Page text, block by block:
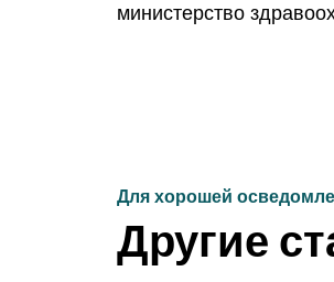
министерство
Для хорошей
Другие